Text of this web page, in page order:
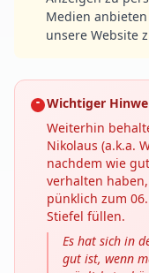
Medien
unsere Website
Wichtiger
Weiterhin
Nikolaus (a.k.a.
nachdem wie
verhalten
pünklich zum
Stiefel füllen.
Es hat sich in
gut ist, wenn